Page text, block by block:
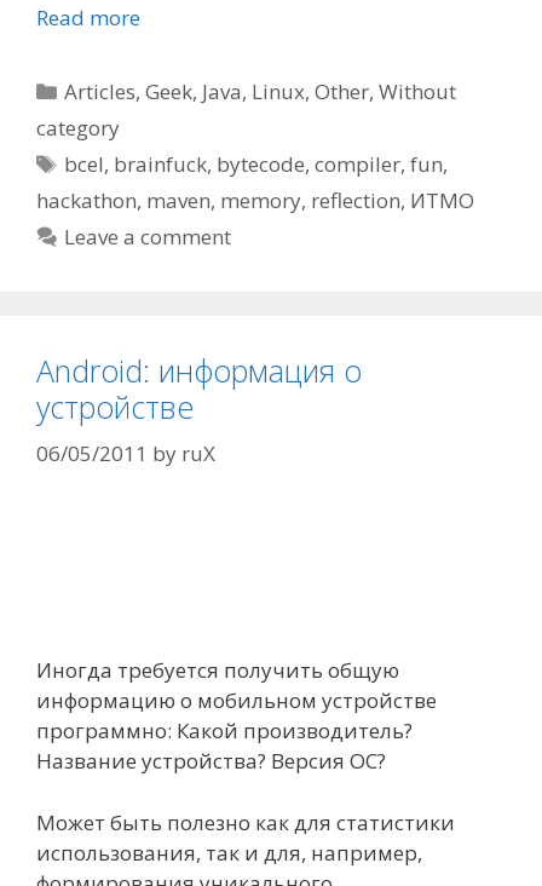
Read more
Categories
Articles,Geek, Java, Linux,Other,Without
category
Tags
bcel, brainfuck, bytecode,compiler,fun,
hackathon, maven, memory, reflection, ИТМО
Leave a comment
Android: информация о
устройстве
06/05/2011 by ruX
Иногда требуется получить общую
информацию о мобильном устройстве
программно: Какой производитель?
Название устройства? Версия ОС?
Может быть полезно как для статистики
использования, так и для, например,